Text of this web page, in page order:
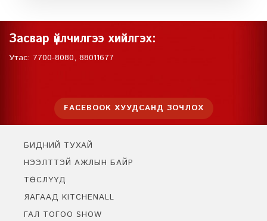
Засвар үйлчилгээ хийлгэх:
Утас: 7700-8080, 88011677
FACEBOOK ХУУДСАНД ЗОЧЛОХ
БИДНИЙ ТУХАЙ
НЭЭЛТТЭЙ АЖЛЫН БАЙР
ТӨСЛҮҮД
ЯАГААД KITCHENALL
ГАЛ ТОГОО SHOW